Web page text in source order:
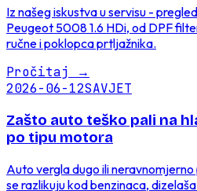
Iz našeg iskustva u servisu -
Peugeot 5008 1.6 HDi, od DPF
ručne i poklopca prtljažnika.
Pročitaj →
2026-06-12SAVJET
Zašto auto teško pali na
po tipu motora
Auto vergla dugo ili
se razlikuju kod benzinaca,